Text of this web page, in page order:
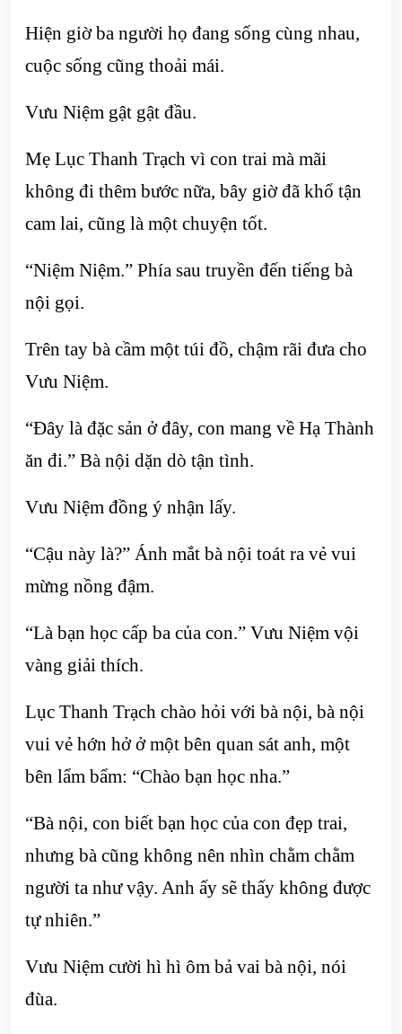
Hiện giờ ba người họ đang sống cùng nhau,
cuộc sống cũng thoải mái.
Vưu Niệm gật gật đầu.
Mẹ Lục Thanh Trạch vì con trai mà mãi
không đi thêm bước nữa, bây giờ đã khổ tận
cam lai, cũng là một chuyện tốt.
“Niệm Niệm.” Phía sau truyền đến tiếng bà
nội gọi.
Trên tay bà cầm một túi đồ, chậm rãi đưa cho
Vưu Niệm.
“Đây là đặc sản ở đây, con mang về Hạ Thành
ăn đi.” Bà nội dặn dò tận tình.
Vưu Niệm đồng ý nhận lấy.
“Cậu này là?” Ánh mắt bà nội toát ra vẻ vui
mừng nồng đậm.
“Là bạn học cấp ba của con.” Vưu Niệm vội
vàng giải thích.
Lục Thanh Trạch chào hỏi với bà nội, bà nội
vui vẻ hớn hở ở một bên quan sát anh, một
bên lẩm bẩm: “Chào bạn học nha.”
“Bà nội, con biết bạn học của con đẹp trai,
nhưng bà cũng không nên nhìn chằm chằm
người ta như vậy. Anh ấy sẽ thấy không được
tự nhiên.”
Vưu Niệm cười hì hì ôm bả vai bà nội, nói
đùa.